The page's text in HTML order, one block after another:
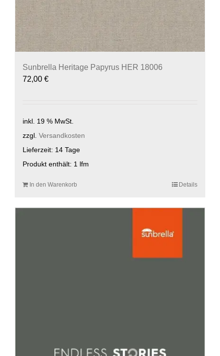
Sunbrella Heritage Papyrus HER 18006
72,00 €
inkl. 19 % MwSt.
zzgl. Versandkosten
Lieferzeit: 14 Tage
Produkt enthält: 1 lfm
In den Warenkorb Details